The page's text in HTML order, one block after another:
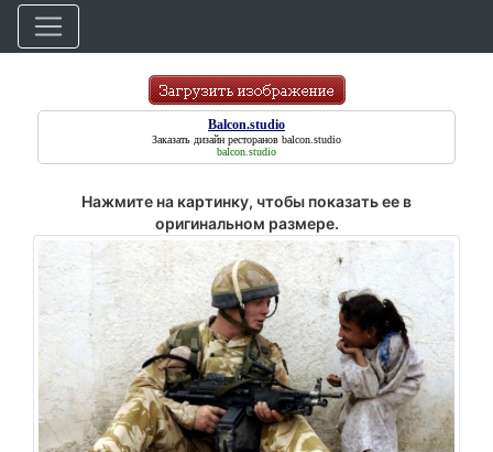
Balcon.studio
Заказать дизайн ресторанов balcon.studio
balcon.studio
Нажмите на картинку, чтобы показать ее в
оригинальном размере.